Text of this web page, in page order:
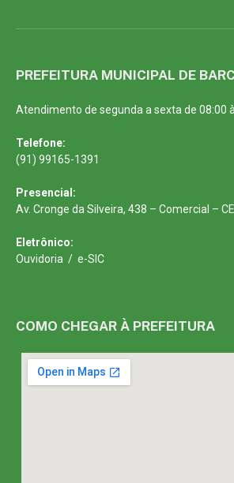
PREFEITURA MUNICIPAL DE
Atendimento de segunda a sexta de 08:00
Telefone:
(91) 99165-1391
Presencial:
Av. Cronge da Silveira, 438 – Comercial –
Eletrônico:
Ouvidoria / e-SIC
COMO CHEGAR À PREFEITURA